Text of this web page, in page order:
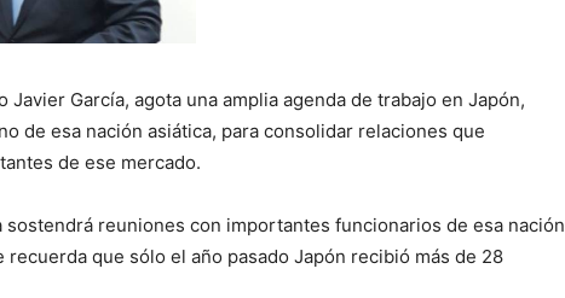
García, agota una amplia agenda de trabajo en Japón,
de esa nación asiática, para consolidar relaciones que
de ese mercado.
sostendrá reuniones con importantes funcionarios de esa nación
que sólo el año pasado Japón recibió más de 28